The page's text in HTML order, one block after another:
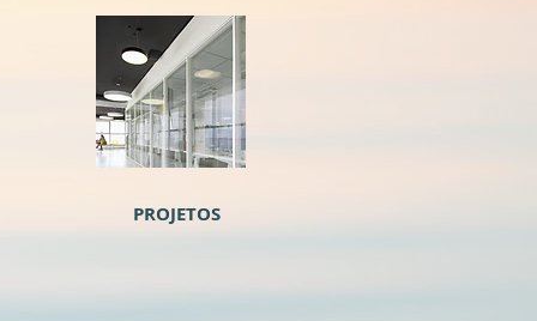
PROJETOS